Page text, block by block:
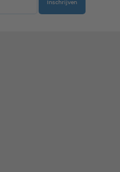
Inschrijven